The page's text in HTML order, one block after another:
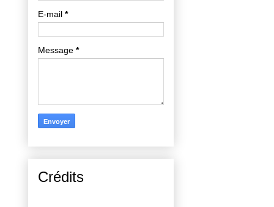
E-mail *
Message *
Crédits